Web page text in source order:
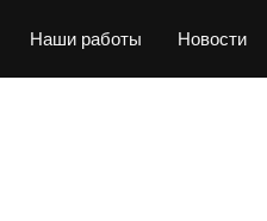
Наши работы Новости